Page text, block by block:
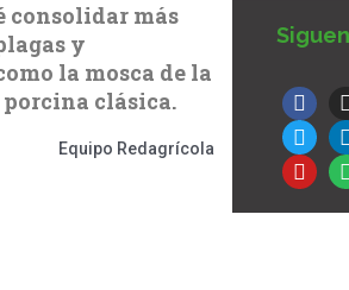
consolidar más
y
la mosca de la
clásica.
Equipo Redagrícola
a
c
e
b
o
k
w
i
t
t
e
i
o
u
t
u
b
i